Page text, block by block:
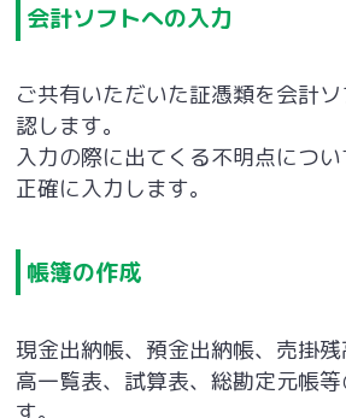
会計ソフトへの入力
ご共有いただいた証憑類を会計
認します。
入力の際に出てくる不明点につい
正確に入力します。
帳簿の作成
現金出納帳、預金出納帳、売掛
高一覧表、試算表、総勘定元帳